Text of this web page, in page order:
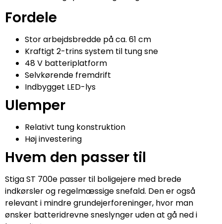
Fordele
Stor arbejdsbredde på ca. 61 cm
Kraftigt 2-trins system til tung sne
48 V batteriplatform
Selvkørende fremdrift
Indbygget LED-lys
Ulemper
Relativt tung konstruktion
Høj investering
Hvem den passer til
Stiga ST 700e passer til boligejere med brede
indkørsler og regelmæssige snefald. Den er også
relevant i mindre grundejerforeninger, hvor man
ønsker batteridrevne sneslynger uden at gå ned i